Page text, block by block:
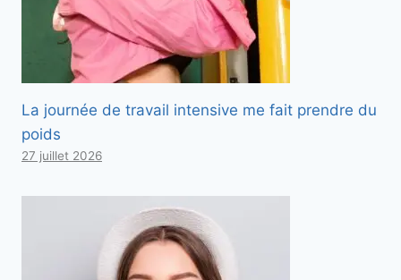
La journée de travail intensive me fait prendre du
poids
27 juillet 2026